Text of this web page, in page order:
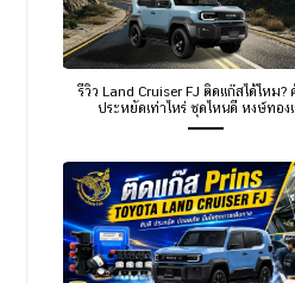
รีวิว Land Cruiser FJ ติดแก๊สได้ไหม?
ประหยัดเท่าไหร่ ชุดไหนดี หงษ์ทอง